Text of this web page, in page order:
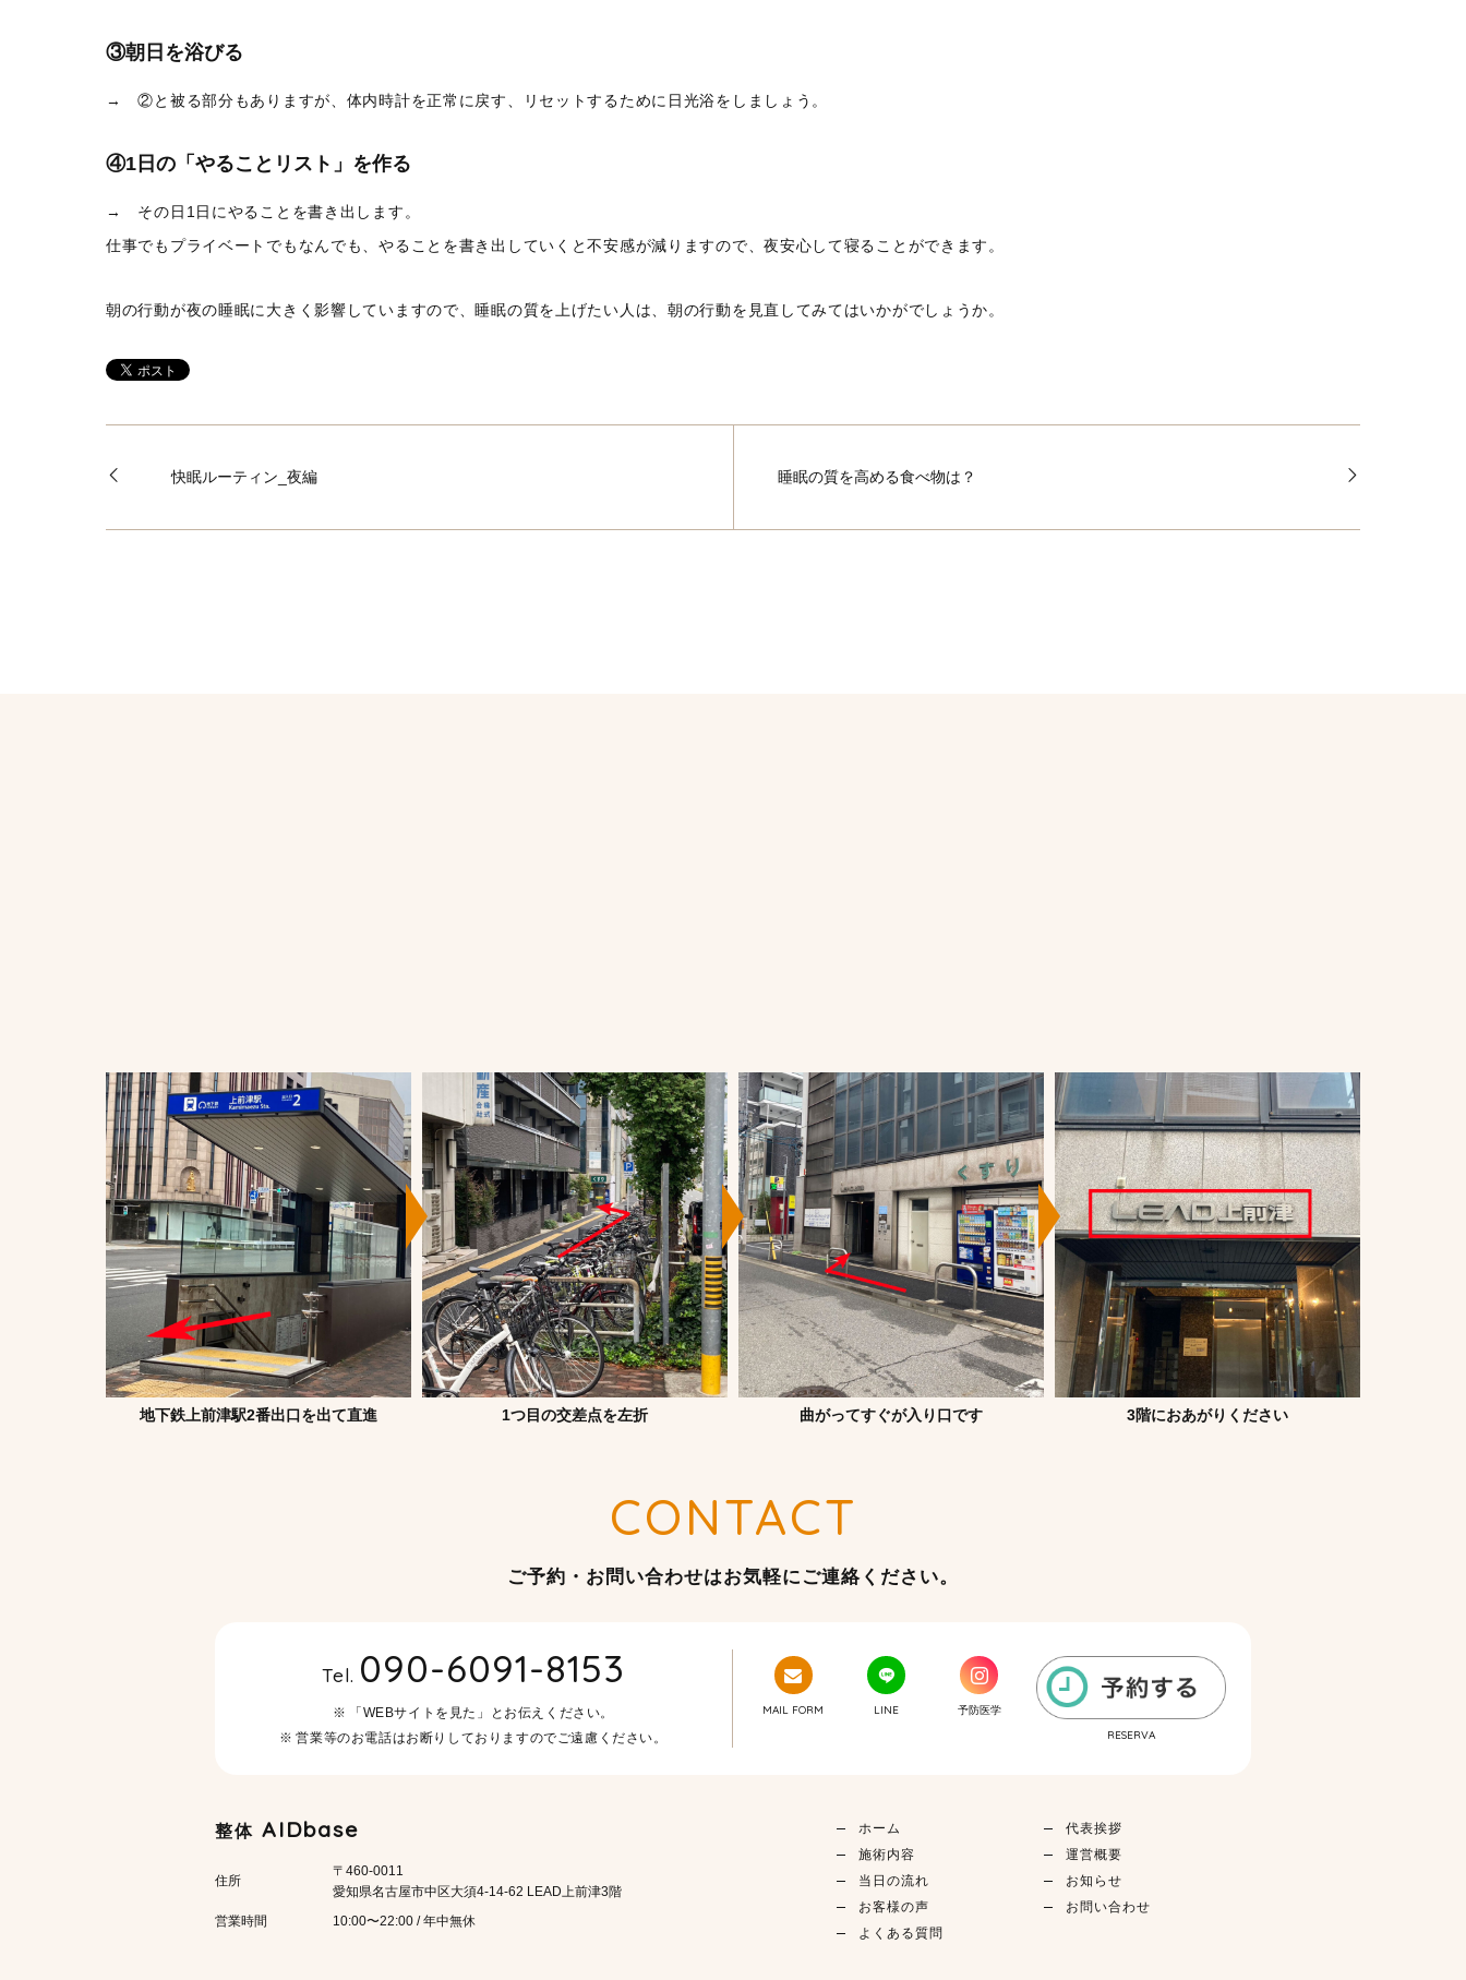
③朝日を浴びる
→ ②と被る部分もありますが、体内時計を正常に戻す、リセットするために日光浴をしましょう。
④1日の「やることリスト」を作る
→ その日1日にやることを書き出します。
仕事でもプライベートでもなんでも、やることを書き出していくと不安感が減りますので、夜安心して寝ることができます。
朝の行動が夜の睡眠に大きく影響していますので、睡眠の質を上げたい人は、朝の行動を見直してみてはいかがでしょうか。
快眠ルーティン_夜編 睡眠の質を高める食べ物は？
地下鉄上前津駅2番出口を出て直進 1つ目の交差点を左折 曲がってすぐが入り口です 3階におあがりください
CONTACT
ご予約・お問い合わせはお気軽にご連絡ください。
Tel. 090-6091-8153
「WEBサイトを見た」とお伝えください。
営業等のお電話はお断りしておりますのでご遠慮ください。
MAIL FORM LINE
予防医学
RESERVA
整体 AIDbase
住所
〒460-0011
愛知県名古屋市中区大須4-14-62 LEAD上前津3階
営業時間
10:00〜22:00 / 年中無休
ホーム
施術内容
当日の流れ
お客様の声
よくある質問
代表挨拶
運営概要
お知らせ
お問い合わせ